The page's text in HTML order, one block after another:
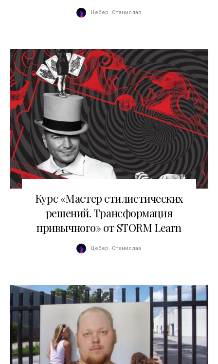
Цебер Станислав
Курс «Мастер стилистических
решений. Трансформация
привычного» от STORM Learn
Цебер Станислав